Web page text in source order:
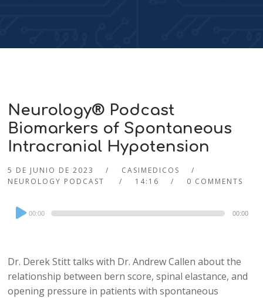
Neurology® Podcast
Biomarkers of Spontaneous
Intracranial Hypotension
5 DE JUNIO DE 2023
CASIMEDICOS
NEUROLOGY PODCAST
14:16 0 COMMENTS
Audio
Player
00:00 00:00
Dr. Derek Stitt talks with Dr. Andrew Callen about the
relationship between bern score, spinal elastance, and
opening pressure in patients with spontaneous